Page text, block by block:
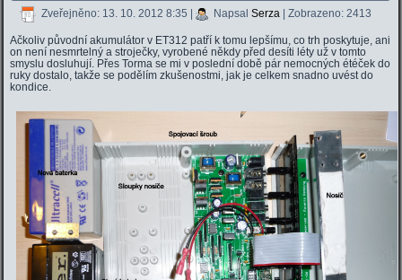
Zveřejněno: 13. 10. 2012 8:35 | NapsalSerza | Zobrazeno: 2413
Ačkoliv původní akumulátor v ET312 patří k tomu lepšímu, co trh poskytuje, ani
on není nesmrtelný a stroječky, vyrobené někdy před desíti léty už v tomto
smyslu dosluhují. Přes Torma se mi v poslední době pár nemocných étéček do
ruky dostalo, takže se podělím zkušenostmi, jak je celkem snadno uvést do
kondice.